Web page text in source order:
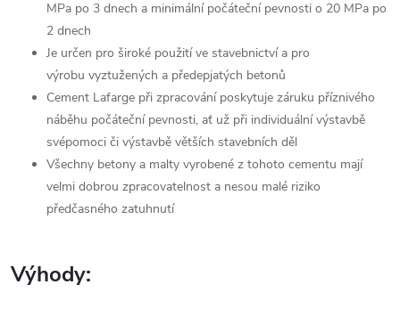
MPa po 3 dnech a minimální počáteční pevnosti o 20 MPa po
2 dnech
Je určen pro široké použití ve stavebnictví a pro
výrobu vyztužených a předepjatých betonů
Cement Lafarge při zpracování poskytuje záruku příznivého
náběhu počáteční pevnosti, ať už při individuální výstavbě
svépomoci či výstavbě větších stavebních děl
Všechny betony a malty vyrobené z tohoto cementu mají
velmi dobrou zpracovatelnost a nesou malé riziko
předčasného zatuhnutí
Výhody: